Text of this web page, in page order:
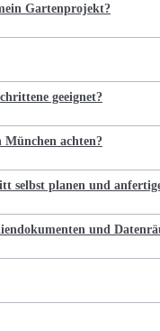
Gartenprojekt?
geeignet?
achten?
planen und
und